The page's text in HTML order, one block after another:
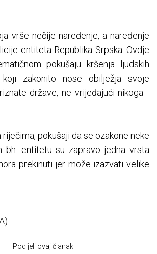
vrše nečije naređenje, a naređenje
entiteta Republika Srpska. Ovdje
pokušaju kršenja ljudskih
koji zakonito nose obilježja svoje
države, ne vrijeđajući nikoga -
pokušaji da se ozakone neke
bh. entitetu su zapravo jedna vrsta
prekinuti jer može izazvati velike
Podijeli ovaj članak